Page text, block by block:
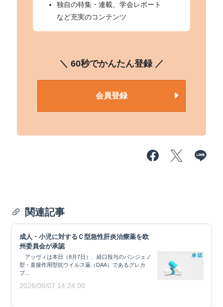
独自の特集・連載、学会レポート
など充実のコンテンツ
＼ 60秒でかんたん登録 ／
会員登録
関連記事
成人・小児に対するＣ型急性肝炎治療薬を欧
州委員会が承認
アッヴィは本日（8月7日）、経口投与のパンジェノ
型・直接作用型抗ウイルス薬（DAA）であるグレカ
プ...
2026/08/07 14:24:00